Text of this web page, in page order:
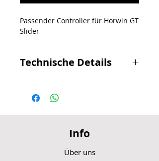
Passender Controller für Horwin GT
Slider
Technische Details
48 V
500 Watt
Info
Über uns